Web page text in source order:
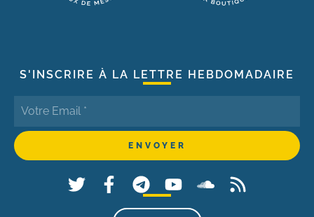
S'INSCRIRE À LA LETTRE HEBDOMADAIRE